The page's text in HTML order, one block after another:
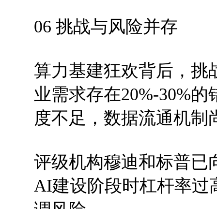
06 挑战与风险并存
算力基建狂欢背后，挑
业需求存在20%-30%
度不足，数据流通机制
评级机构穆迪和标普已
AI建设阶段时杠杆率过